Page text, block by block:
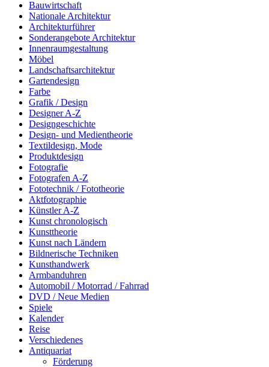
Bauwirtschaft
Nationale Architektur
Architekturführer
Sonderangebote Architektur
Innenraumgestaltung
Möbel
Landschaftsarchitektur
Gartendesign
Farbe
Grafik / Design
Designer A-Z
Designgeschichte
Design- und Medientheorie
Textildesign, Mode
Produktdesign
Fotografie
Fotografen A-Z
Fototechnik / Fototheorie
Aktfotographie
Künstler A-Z
Kunst chronologisch
Kunsttheorie
Kunst nach Ländern
Bildnerische Techniken
Kunsthandwerk
Armbanduhren
Automobil / Motorrad / Fahrrad
DVD / Neue Medien
Spiele
Kalender
Reise
Verschiedenes
Antiquariat
Förderung